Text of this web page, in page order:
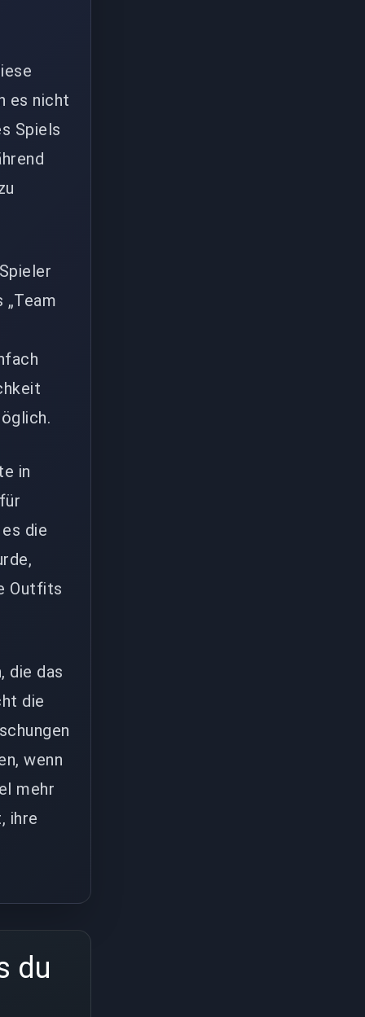
es nicht
Spiels
in
die
Outfits
die das
die
wenn
mehr
ihre
du